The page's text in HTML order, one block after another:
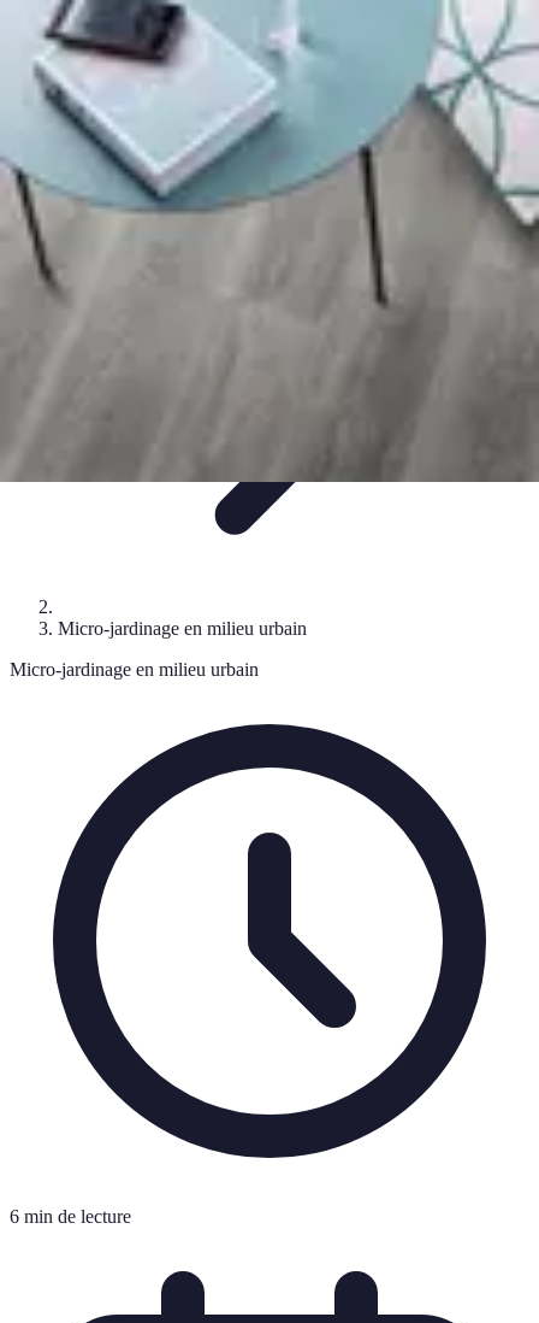
Micro Jardinage Urbain
Soutien à la CroissanceComparatifsIntroduction
Techniques
AvancéesGuides Pratiques
Micro Jardinage Urbain
Micro-jardinage en milieu urbain
Micro-jardinage en milieu urbain
6 min de lecture